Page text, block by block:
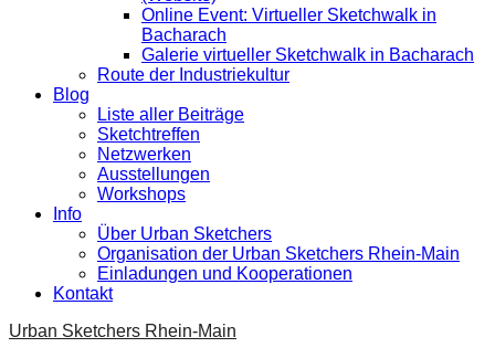
Online Event: Virtueller Sketchwalk in
Bacharach
Galerie virtueller Sketchwalk in Bacharach
Route der Industriekultur
Blog
Liste aller Beiträge
Sketchtreffen
Netzwerken
Ausstellungen
Workshops
Info
Über Urban Sketchers
Organisation der Urban Sketchers Rhein-Main
Einladungen und Kooperationen
Kontakt
Urban Sketchers Rhein-Main